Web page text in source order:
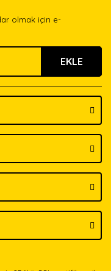
olmak için e-
EKLE